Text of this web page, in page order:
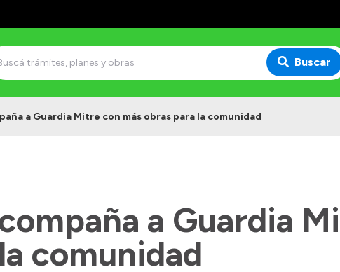
Buscar
a Guardia Mitre con más obras para la comunidad
a Guardia
comunidad